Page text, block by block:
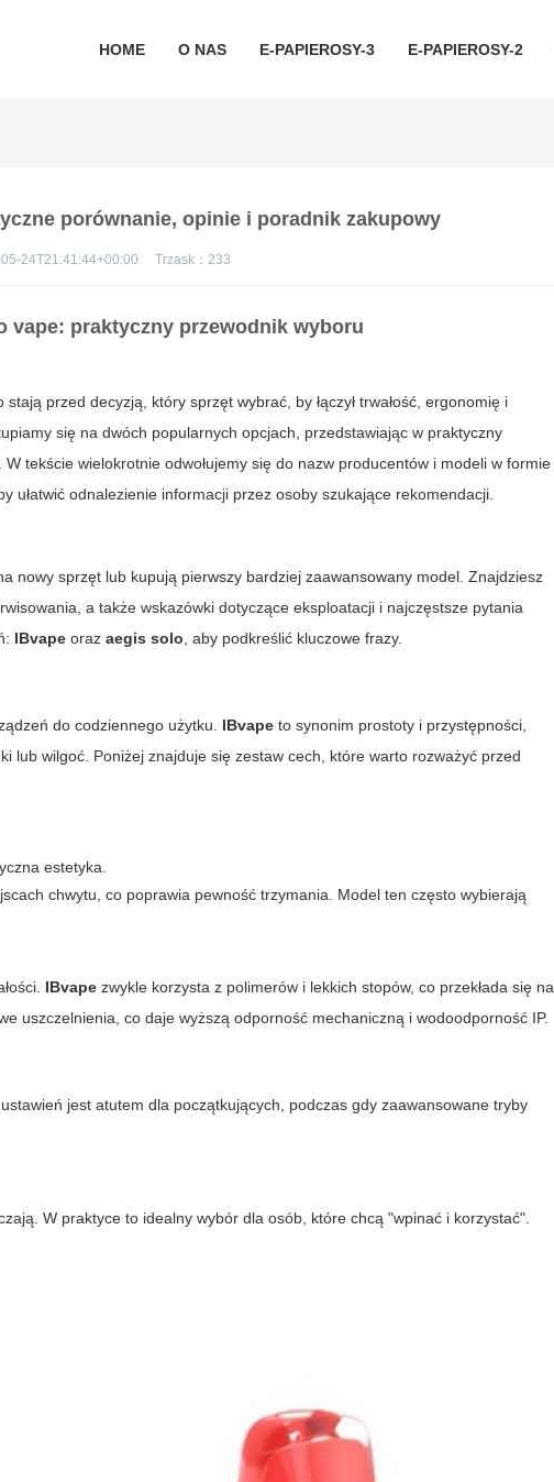
HOME O NAS E-PAPIEROSY-3 E-PAPIEROSY-2
porównanie, opinie i poradnik zakupowy
24T21:41:44+00:00 Trzask： 233
vape: praktyczny przewodnik wyboru
przed decyzją, który sprzęt wybrać, by łączył trwałość, ergonomię i
się na dwóch popularnych opcjach, przedstawiając w praktyczny
tekście wielokrotnie odwołujemy się do nazw producentów i modeli w formie
by ułatwić odnalezienie informacji przez osoby szukające rekomendacji.
nowy sprzęt lub kupują pierwszy bardziej zaawansowany model. Znajdziesz
a także wskazówki dotyczące eksploatacji i najczęstsze pytania
IBvape orazaegis solo , aby podkreślić kluczowe frazy.
do codziennego użytku. IBvape to synonim prostoty i przystępności,
lub wilgoć. Poniżej znajduje się zestaw cech, które warto rozważyć przed
estetyka.
chwytu, co poprawia pewność trzymania. Model ten często wybierają
IBvape zwykle korzysta z polimerów i lekkich stopów, co przekłada się na
uszczelnienia, co daje wyższą odporność mechaniczną i wodoodporność IP.
jest atutem dla początkujących, podczas gdy zaawansowane tryby
W praktyce to idealny wybór dla osób, które chcą "wpinać i korzystać".